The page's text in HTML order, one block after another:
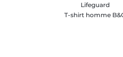
Lifeguard
T-shirt homme